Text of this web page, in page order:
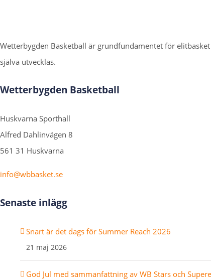
Wetterbygden Basketball är grundfundamentet för
själva utvecklas.
Wetterbygden Basketball
Huskvarna Sporthall
Alfred Dahlinvägen 8
561 31 Huskvarna
info@wbbasket.se
Senaste inlägg
Snart är det dags för Summer Reach 2026
21 maj 2026
God Jul med sammanfattning av WB Stars och